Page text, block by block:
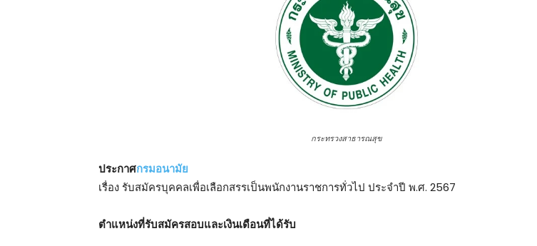
กระทรวงสาธารณสุข
ประกาศกรมอนามัย
เรื่อง รับสมัครบุคคลเพื่อเลือกสรรเป็นพนักงานราชการทั่วไป ประจำปี พ.ศ. 2567
ตําแหน่งที่รับสมัครสอบและเงินเดือนที่ได้รับ